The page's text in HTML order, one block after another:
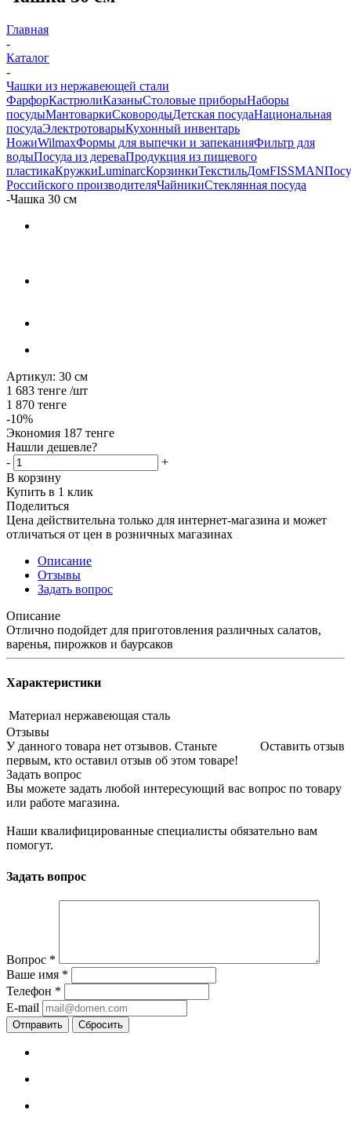
Главная
-
Каталог
-
Чашки из нержавеющей стали
ФарфорКастрюлиКазаныСтоловые приборыНаборы
посудыМантоваркиСковородыДетская посудаНациональная
посудаЭлектротоварыКухонный инвентарь
НожиWilmaxФормы для выпечки и запеканияФильтр для
водыПосуда из дереваПродукция из пищевого
пластикаКружкиLuminarcКорзинкиТекстильДомFISSMAN
Российского производителяЧайникиСтеклянная посуда
-Чашка 30 см
Артикул: 30 см
1 683 тенге /шт
1 870 тенге
-10%
Экономия 187 тенге
Нашли дешевле?
-
+
В корзину
Купить в 1 клик
Поделиться
Цена действительна только для интернет-магазина и может
отличаться от цен в розничных магазинах
Описание
Отзывы
Задать вопрос
Описание
Отлично подойдет для приготовления различных салатов,
варенья, пирожков и баурсаков
Характеристики
Материал нержавеющая сталь
Отзывы
Оставить отзыв
У данного товара нет отзывов. Станьте
первым, кто оставил отзыв об этом товаре!
Задать вопрос
Вы можете задать любой интересующий вас вопрос по товару
или работе магазина.
Наши квалифицированные специалисты обязательно вам
помогут.
Задать вопрос
Вопрос *
Ваше имя *
Телефон *
E-mail
Сбросить